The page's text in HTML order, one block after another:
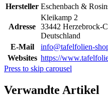
Hersteller Eschenbach &
Adresse
Kleikamp 2
33442 Herzebrock-
Deutschland
E-Mail
info@tafelfolien-
Websites https://
Press to skip carousel
Verwandte Artikel